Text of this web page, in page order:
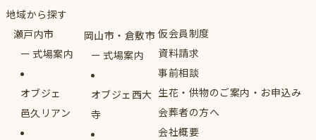
地域から探す
瀬戸内市
式場案内
オブジェ
邑久リアン
岡山市・倉敷市
式場案内
オブジェ西大
寺
仮会員制度
資料請求
事前相談
生花・供物のご案内・お申込み
会葬者の方へ
会社概要